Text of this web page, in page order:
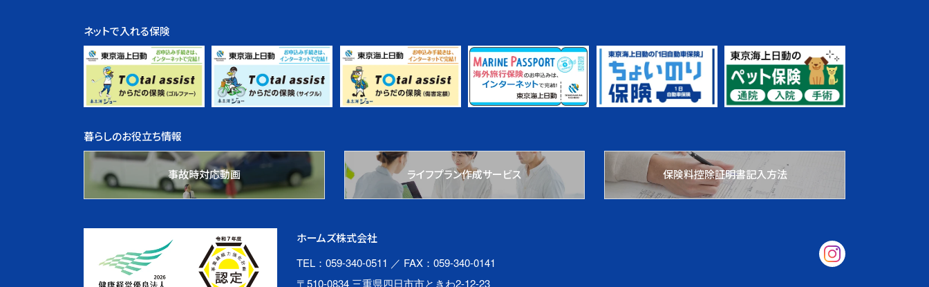
ネットで入れる保険
暮らしのお役立ち情報
事故時対応動画 ライフプラン作成サービス 保険料控除証明書記入方法
ホームズ株式会社
TEL：059-340-0511 ／ FAX：059-340-0141
〒510-0834 三重県四日市市ときわ2-12-23